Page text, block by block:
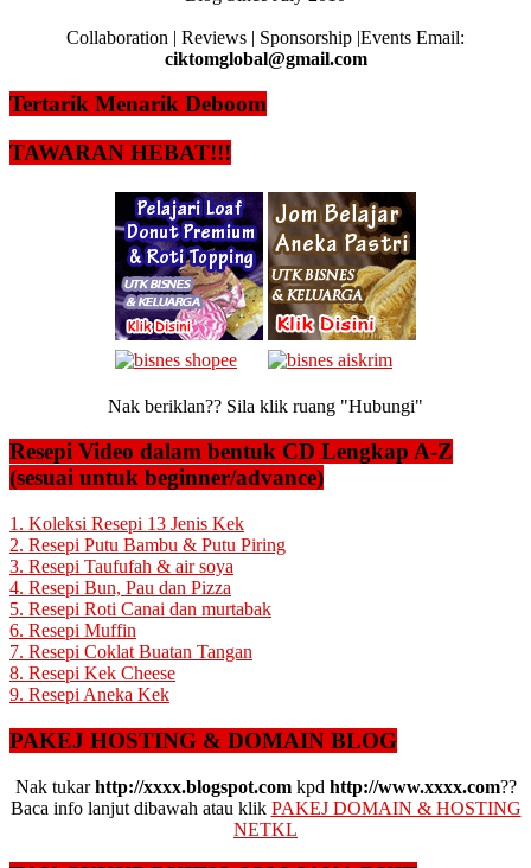
Collaboration | Reviews | Sponsorship |Events Email:
ciktomglobal@gmail.com
Tertarik Menarik Deboom
TAWARAN HEBAT!!!
Nak beriklan?? Sila klik ruang "Hubungi"
Resepi Video dalam bentuk CD Lengkap A-Z
(sesuai untuk beginner/advance)
1. Koleksi Resepi 13 Jenis Kek
2. Resepi Putu Bambu & Putu Piring
3. Resepi Taufufah & air soya
4. Resepi Bun, Pau dan Pizza
5. Resepi Roti Canai dan murtabak
6. Resepi Muffin
7. Resepi Coklat Buatan Tangan
8. Resepi Kek Cheese
9. Resepi Aneka Kek
PAKEJ HOSTING & DOMAIN BLOG
Nak tukarhttp://xxxx.blogspot.comkpd http://www.xxxx.com??
Baca info lanjut dibawah atau klik PAKEJ DOMAIN & HOSTING
NETKL